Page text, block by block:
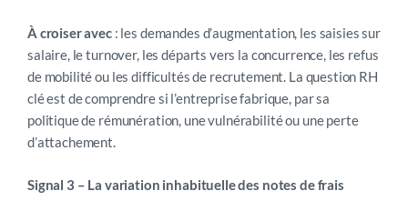
À croiser avec : les demandes d’augmentation, les saisies sur
salaire, le turnover, les départs vers la concurrence, les refus
de mobilité ou les difficultés de recrutement. La question RH
clé est de comprendre si l’entreprise fabrique, par sa
politique de rémunération, une vulnérabilité ou une perte
d’attachement.
Signal 3 – La variation inhabituelle des notes de frais